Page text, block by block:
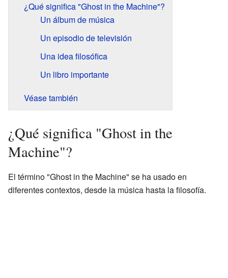
¿Qué significa "Ghost in the Machine"?
Un álbum de música
Un episodio de televisión
Una idea filosófica
Un libro importante
Véase también
¿Qué significa "Ghost in the
Machine"?
El término "Ghost in the Machine" se ha usado en
diferentes contextos, desde la música hasta la filosofía.